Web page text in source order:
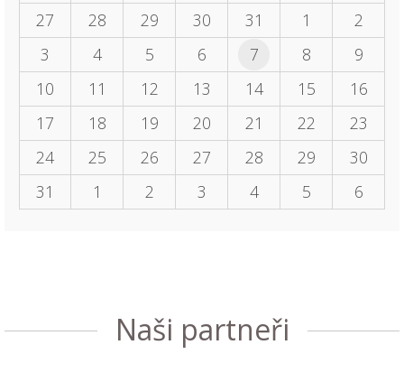
27
28 29 30 31 1
2
3
4 5 6 7 8
9
10
11 12 13 14 15
16
17
18 19 20 21 22
23
24
25 26 27 28 29
30
31
1 2 3 4 5 6
Naši partneři